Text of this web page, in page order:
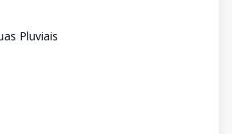
Pluviais